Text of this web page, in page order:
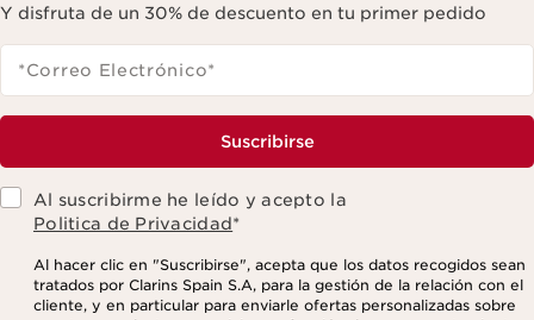
Y disfruta de un 30% de descuento en tu primer pedido
*Correo Electrónico*
Suscribirse
Al suscribirme he leído y acepto la
Politica de Privacidad*
Al hacer clic en "Suscribirse", acepta que los datos recogidos sean
tratados por Clarins Spain S.A, para la gestión de la relación con el
cliente, y en particular para enviarle ofertas personalizadas sobre